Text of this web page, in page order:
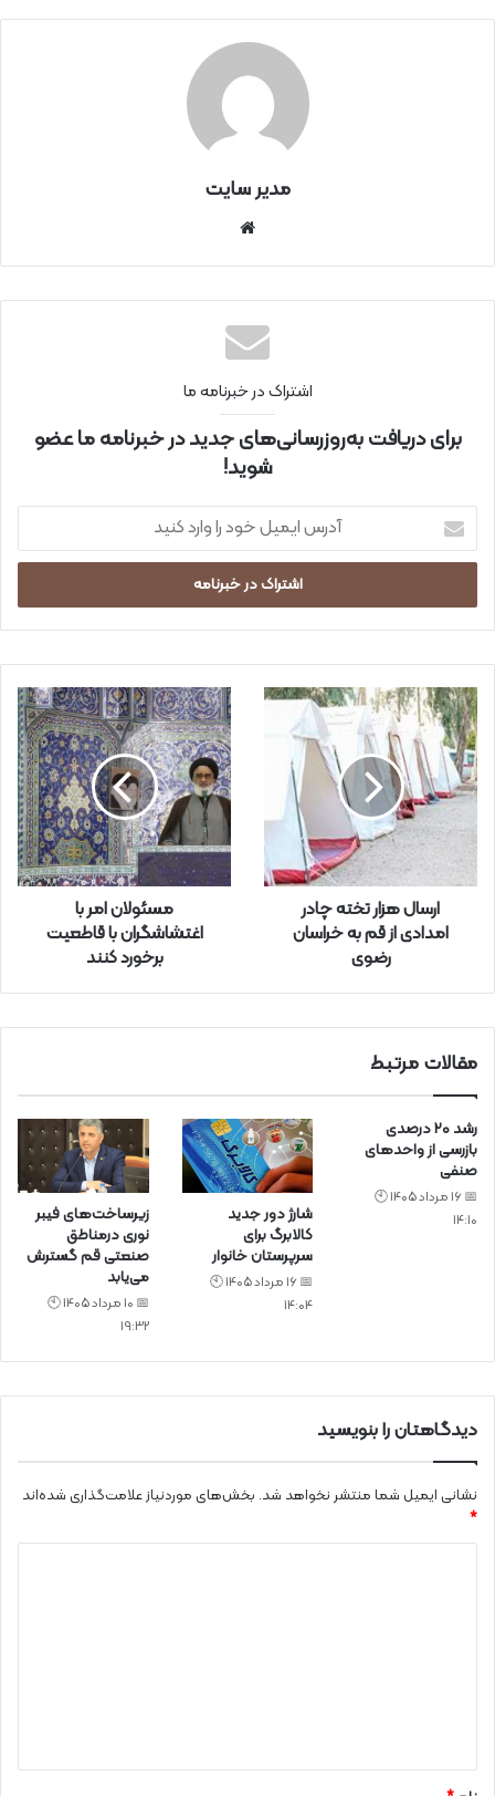
مدیر سایت
نتی
اشتراک در خبرنامه ما
برای دریافت به‌روزرسانی‌های جدید در خبرنامه ما عضو
شوید!
ر
ا
ی
ل
خ
و
د
ر
و
ر
ارسال هزار تخته چادر
امدادی از قم به خراسان
رضوی
مسئولان امر با
اغتشاشگران با قاطعیت
برخورد کنند
مقالات مرتبط
رشد ۲۰ درصدی
بازرسی‌ از واحد‌های
صنفی
📅 16 مرداد 1405 🕙
14:10
شارژ دور جدید
کالابرگ برای
سرپرستان خانوار
📅 16 مرداد 1405 🕙
14:04
زیرساخت‌های فیبر
نوری درمناطق
صنعتی قم گسترش
می‌یابد
📅 10 مرداد 1405 🕙
19:32
دیدگاهتان را بنویسید
نشانی ایمیل شما منتشر نخواهد شد. بخش‌های موردنیاز علامت‌گذاری شده‌اند
*